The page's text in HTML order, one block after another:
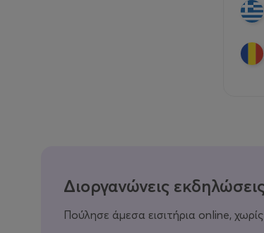
Διοργανώνεις
Πούλησε άμεσα εισιτήρια online,